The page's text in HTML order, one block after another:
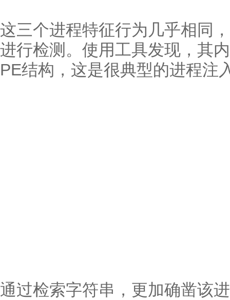
这三个进程特征行为几乎相同
进行检测。使用工具发现，其
PE结构，这是很典型的进程注
通过检索字符串，更加确凿该